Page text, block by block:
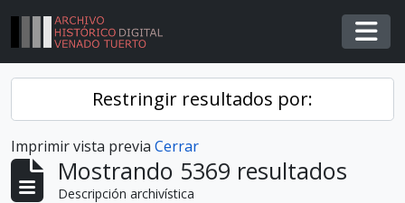
Skip to main content
Restringir resultados por:
Imprimir vista previa Cerrar
Mostrando 5369 resultados
Descripción archivística